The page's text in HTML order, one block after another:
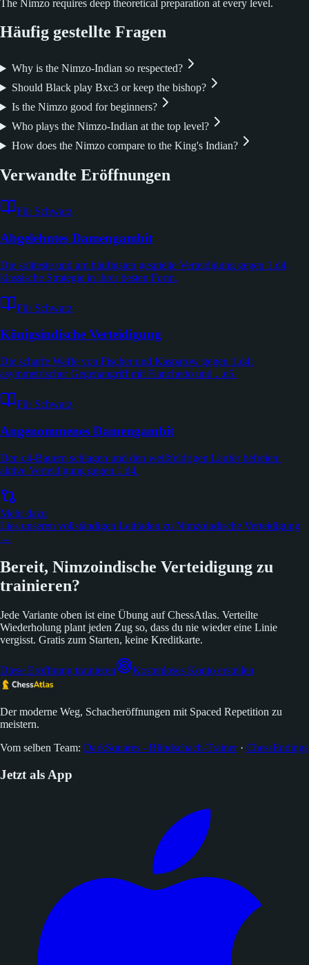
The Nimzo requires deep theoretical preparation at every level.
Häufig gestellte Fragen
Why is the Nimzo-Indian so respected?
Should Black play Bxc3 or keep the bishop?
Is the Nimzo good for beginners?
Who plays the Nimzo-Indian at the top level?
How does the Nimzo compare to the King's Indian?
Verwandte Eröffnungen
Für Schwarz
Abgelehntes Damengambit
Die soliteste und am häufigsten gespielte Verteidigung gegen 1.d4,
klassische Strategie in ihrer besten Form.
Für Schwarz
Königsindische Verteidigung
Die scharfe Waffe von Fischer und Kasparow gegen 1.d4:
asymmetrischer Gegenangriff mit Fianchetto und ...e5.
Für Schwarz
Angenommenes Damengambit
Den c4-Bauern schlagen und den weißfeldrigen Läufer befreien:
aktive Verteidigung gegen 1.d4.
Mehr dazu
Lies unseren vollständigen Leitfaden zu Nimzoindische Verteidigung
→
Bereit, Nimzoindische Verteidigung zu
trainieren?
Jede Variante oben ist eine Übung auf ChessAtlas. Verteilte
Wiederholung plant jeden Zug so, dass du nie wieder eine Linie
vergisst. Gratis zum Starten, keine Kreditkarte.
Diese Eröffnung trainieren Kostenloses Konto erstellen
Der moderne Weg, Schacheröffnungen mit Spaced Repetition zu
meistern.
Vom selben Team: DarkSquares - Blindschach-Trainer· ChessEndings
Jetzt als App